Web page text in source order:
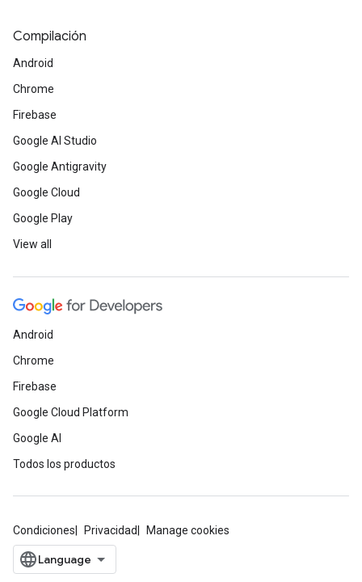
Compilación
Android
Chrome
Firebase
Google AI Studio
Google Antigravity
Google Cloud
Google Play
View all
Android
Chrome
Firebase
Google Cloud Platform
Google AI
Todos los productos
Condiciones Privacidad Manage cookies